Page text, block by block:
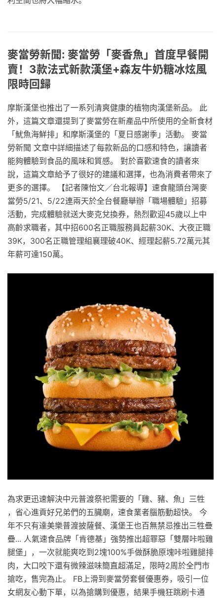
麥當勞新聞: 麥當勞「麥香魚」首度早餐開
賣！3款法式新款漢堡+森友牛奶糖冰炫風
限時回歸
摩斯漢堡也推出了一系列清爽健康的植物肉漢堡新品。 此
外，這篇文章還提到了麥當勞在新產品中所使用的全新食材
「魷魚海鮮排」和摩斯漢堡的「夏日感謝季」活動。 麥當
勞新聞 文章中詳細描述了每款新品的口感和特色，讓讀者
能夠體驗到食品的風味和質感。 對於喜歡速食的讀者來
說，這篇文章給予了很好的建議和選擇，也為消費者帶來了
更多的選擇。 【記者陳怡文／台北報導】速食龍頭台灣麥
當勞5/21、5/22連兩天於全台餐廳舉辦「職場體驗」招募
活動，完成體驗就送大麥克兌換券，熱烈歡迎45歲以上中
高齡求職者，其中招600名正職服務員起薪30K、大夜正職
39K，300名正職管理組襄理破40K、經理起薪5.72萬元其
年薪可達150萬。
為求更迅速解決中元普渡祭祀需要的「雞、豬、魚」三牲
，省心進貢好兄弟們的五臟廟，速食業者腦筋動超快。 今
年不只有達美樂普渡披薩餐、漢堡王也百無禁忌推出三牲疊
疊... 人氣速食品牌「肯德基」強勢推出超罪惡「雙層咔啦雞
腿堡」，一次就能爽吃到2塊100%手做酥脆原塊咔啦雞腿排
肉，大口咬下還有微辣滋味簡直超滿足，限時2周於全門市
搶吃，售完為止。 FB上滑到麥當勞套餐優惠券，吸引一位
女網友心動下單，以為搶購到優惠，結果手機狂跳刷卡通